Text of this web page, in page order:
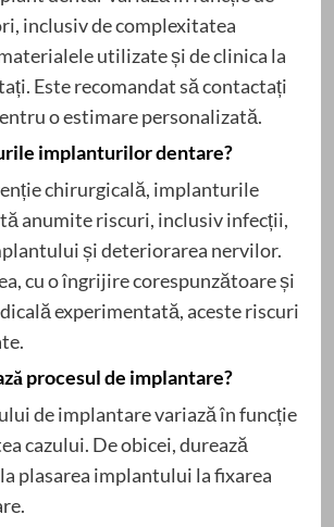
inclusiv de complexitatea
utilizate și de clinica la
Este recomandat să contactați
o estimare personalizată.
implanturilor dentare?
chirurgicală, implanturile
anumite riscuri, inclusiv infecții,
și deteriorarea nervilor.
cu o îngrijire corespunzătoare și
experimentată, aceste riscuri
procesul de implantare?
de implantare variază în funcție
cazului. De obicei, durează
plasarea implantului la fixarea